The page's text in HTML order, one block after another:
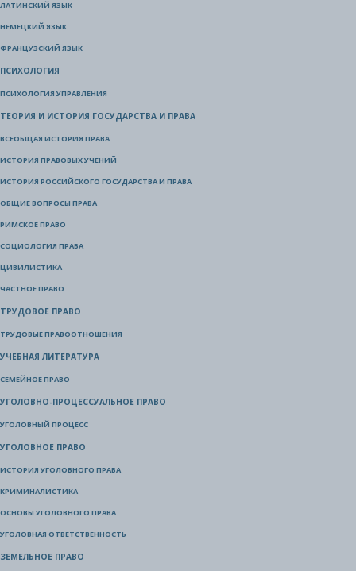
ЛАТИНСКИЙ ЯЗЫК
НЕМЕЦКИЙ ЯЗЫК
ФРАНЦУЗСКИЙ ЯЗЫК
ПСИХОЛОГИЯ
ПСИХОЛОГИЯ УПРАВЛЕНИЯ
ТЕОРИЯ И ИСТОРИЯ ГОСУДАРСТВА И ПРАВА
ВСЕОБЩАЯ ИСТОРИЯ ПРАВА
ИСТОРИЯ ПРАВОВЫХ УЧЕНИЙ
ИСТОРИЯ РОССИЙСКОГО ГОСУДАРСТВА И ПРАВА
ОБЩИЕ ВОПРОСЫ ПРАВА
РИМСКОЕ ПРАВО
СОЦИОЛОГИЯ ПРАВА
ЦИВИЛИСТИКА
ЧАСТНОЕ ПРАВО
ТРУДОВОЕ ПРАВО
ТРУДОВЫЕ ПРАВООТНОШЕНИЯ
УЧЕБНАЯ ЛИТЕРАТУРА
СЕМЕЙНОЕ ПРАВО
УГОЛОВНО-ПРОЦЕССУАЛЬНОЕ ПРАВО
УГОЛОВНЫЙ ПРОЦЕСС
УГОЛОВНОЕ ПРАВО
ИСТОРИЯ УГОЛОВНОГО ПРАВА
КРИМИНАЛИСТИКА
ОСНОВЫ УГОЛОВНОГО ПРАВА
УГОЛОВНАЯ ОТВЕТСТВЕННОСТЬ
ЗЕМЕЛЬНОЕ ПРАВО